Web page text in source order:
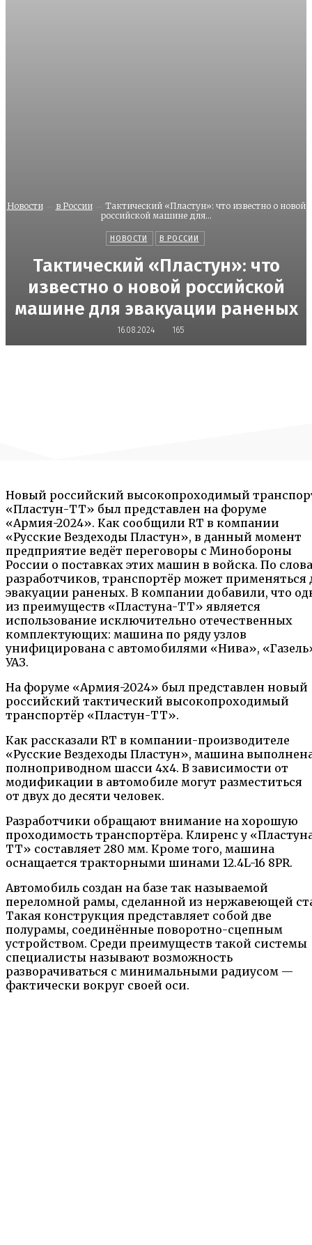
Новости в России
Тактический «Пластун»: что известно о новой
российской машине для...
НОВОСТИ В РОССИИ
Тактический «Пластун»: что
известно о новой российской
машине для эвакуации раненых
16.08.2024 165
Новый российский высокопроходимый
«Пластун-ТТ» был представлен на форуме
«Армия-2024». Как сообщили RT в компании
«Русские Вездеходы Пластун», в данный момент
предприятие ведёт переговоры с Минобороны
России о поставках этих машин в войска. По
разработчиков, транспортёр может применяться
эвакуации раненых. В компании добавили, что
из преимуществ «Пластуна-ТТ» является
использование исключительно отечественных
комплектующих: машина по ряду узлов
унифицирована с автомобилями «Нива»,
УАЗ.
На форуме «Армия-2024» был представлен новый
российский тактический высокопроходимый
транспортёр «Пластун-ТТ».
Как рассказали RT в компании-производителе
«Русские Вездеходы Пластун», машина
полноприводном шасси 4х4. В зависимости от
модификации в автомобиле могут разместиться
от двух до десяти человек.
Разработчики обращают внимание на хорошую
проходимость транспортёра. Клиренс у
ТТ» составляет 280 мм. Кроме того, машина
оснащается тракторными шинами 12.4L-16 8PR.
Автомобиль создан на базе так называемой
переломной рамы, сделанной из нержавеющей
Такая конструкция представляет собой две
полурамы, соединённые поворотно-сцепным
устройством. Среди преимуществ такой системы
специалисты называют возможность
разворачиваться с минимальными радиусом —
фактически вокруг своей оси.